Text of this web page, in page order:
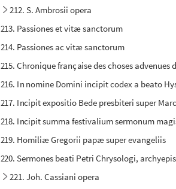
212. S. Ambrosii opera
213. Passiones et vitæ sanctorum
214. Passiones ac vitæ sanctorum
215. Chronique française des choses
216. In nomine Domini incipit codex a beato
217. Incipit expositio Bede presbiteri super
218. Incipit summa festivalium sermonum
219. Homiliæ Gregorii papæ super evangeliis
220. Sermones beati Petri Chrysologi,
221. Joh. Cassiani opera